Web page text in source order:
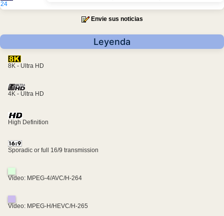
24
Envie sus noticias
Leyenda
8K - Ultra HD
4K - Ultra HD
High Definition
Sporadic or full 16/9 transmission
Video: MPEG-4/AVC/H-264
Video: MPEG-H/HEVC/H-265